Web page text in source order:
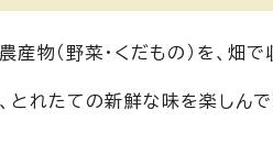
物（野菜・くだもの）を、畑
れたての新鮮な味を楽しん